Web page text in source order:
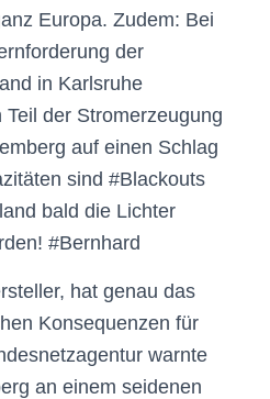
Europa. Zudem: Bei
der
in Karlsruhe
der Stromerzeugung
auf einen Schlag
sind #Blackouts
bald die Lichter
#Bernhard
hat genau das
Konsequenzen für
warnte
an einem seidenen